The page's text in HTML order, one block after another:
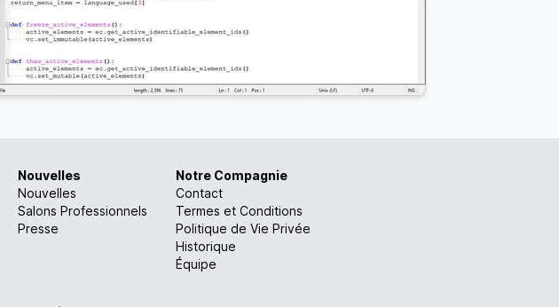
Nouvelles
Nouvelles
Salons Professionnels
Presse
Notre Compagnie
Contact
Termes et Conditions
Politique de Vie Privée
Historique
Équipe